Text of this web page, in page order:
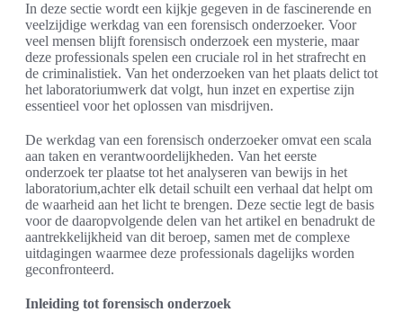
In deze sectie wordt een kijkje gegeven in de fascinerende en
veelzijdige werkdag van een forensisch onderzoeker. Voor
veel mensen blijft forensisch onderzoek een mysterie, maar
deze professionals spelen een cruciale rol in het strafrecht en
de criminalistiek. Van het onderzoeken van het plaats delict tot
het laboratoriumwerk dat volgt, hun inzet en expertise zijn
essentieel voor het oplossen van misdrijven.
De werkdag van een forensisch onderzoeker omvat een scala
aan taken en verantwoordelijkheden. Van het eerste
onderzoek ter plaatse tot het analyseren van bewijs in het
laboratorium,achter elk detail schuilt een verhaal dat helpt om
de waarheid aan het licht te brengen. Deze sectie legt de basis
voor de daaropvolgende delen van het artikel en benadrukt de
aantrekkelijkheid van dit beroep, samen met de complexe
uitdagingen waarmee deze professionals dagelijks worden
geconfronteerd.
Inleiding tot forensisch onderzoek